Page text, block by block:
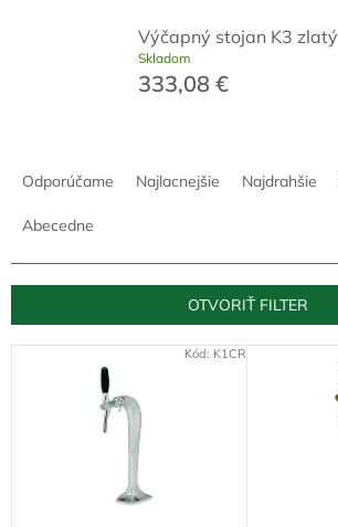
Výčapný stojan K3 zlatý
Skladom
333,08 €
p
r
Odporúčame Najlacnejšie Najdrahšie
Abecedne
OTVORIŤ FILTER
Kód: K1CR